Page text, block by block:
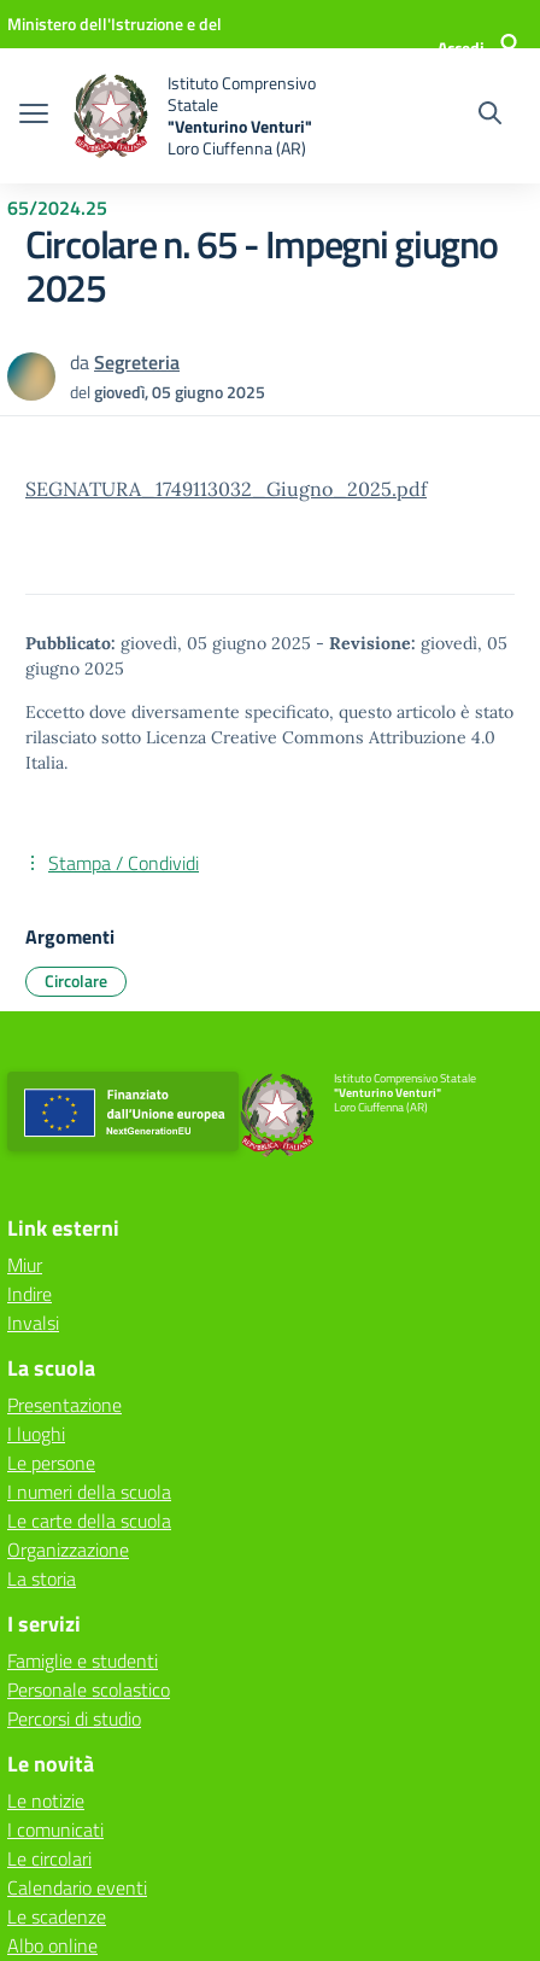
Vai ai contenuti
Vai al menu di navigazione
Vai al footer
Ministero dell'Istruzione e del
Accedi
Istituto Comprensivo
Statale
"Venturino Venturi"
Loro Ciuffenna (AR)
65/2024.25
Circolare n. 65 - Impegni giugno
2025
daSegreteria
delgiovedì, 05 giugno 2025
SEGNATURA_1749113032_Giugno_2025.pdf
Pubblicato: giovedì, 05 giugno 2025 - Revisione: giovedì, 05
giugno 2025
Eccetto dove diversamente specificato, questo articolo è stato
rilasciato sotto Licenza Creative Commons Attribuzione 4.0
Italia.
Stampa / Condividi
Argomenti
Circolare
Istituto Comprensivo Statale
"Venturino Venturi"
Loro Ciuffenna (AR)
Link esterni
Miur
Indire
Invalsi
La scuola
Presentazione
I luoghi
Le persone
I numeri della scuola
Le carte della scuola
Organizzazione
La storia
I servizi
Famiglie e studenti
Personale scolastico
Percorsi di studio
Le novità
Le notizie
I comunicati
Le circolari
Calendario eventi
Le scadenze
Albo online